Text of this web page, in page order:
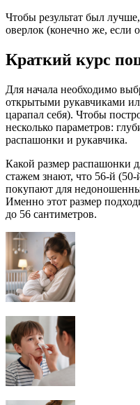
Чтобы результат был
оверлок (конечно же, если
Краткий курс
Для начала необходимо
открытыми рукавчиками
царапал себя). Чтобы
несколько параметров:
распашонки и рукавчика.
Какой размер распашонки
стажем знают, что 56-й
покупают для
Именно этот размер
до 56 сантиметров.